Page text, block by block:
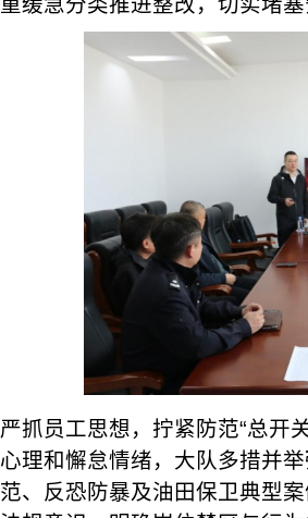
严抓员工思想，拧紧防范“总开
心理和懈怠情绪，大队多措并
范、反恐防暴及油田保卫典型